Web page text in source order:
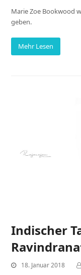
Marie Zoe Bookwood
geben.
Mehr Lesen
Indischer
18. Januar 2018